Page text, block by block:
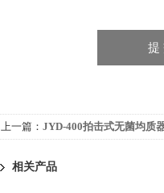
上一篇： JYD-400拍击式无菌均质
相关产品